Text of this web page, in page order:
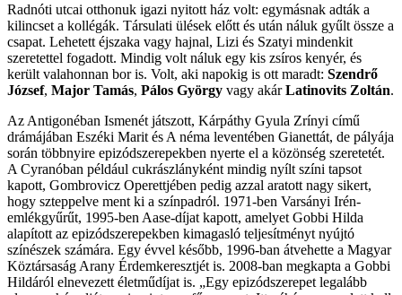
Radnóti utcai otthonuk igazi nyitott ház volt: egymásnak adták a
kilincset a kollégák. Társulati ülések előtt és után náluk gyűlt össze a
csapat. Lehetett éjszaka vagy hajnal, Lizi és Szatyi mindenkit
szeretettel fogadott. Mindig volt náluk egy kis zsíros kenyér, és
került valahonnan bor is. Volt, aki napokig is ott maradt: Szendrő
József, Major Tamás, Pálos György vagy akárLatinovits Zoltán.
Az Antigonéban Ismenét játszott, Kárpáthy Gyula Zrínyi című
drámájában Eszéki Marit és A néma leventében Gianettát, de pályája
során többnyire epizódszerepekben nyerte el a közönség szeretetét.
A Cyranóban például cukrászlányként mindig nyílt színi tapsot
kapott, Gombrovicz Operettjében pedig azzal aratott nagy sikert,
hogy szteppelve ment ki a színpadról. 1971-ben Varsányi Irén-
emlékgyűrűt, 1995-ben Aase-díjat kapott, amelyet Gobbi Hilda
alapított az epizódszerepekben kimagasló teljesítményt nyújtó
színészek számára. Egy évvel később, 1996-ban átvehette a Magyar
Köztársaság Arany Érdemkeresztjét is. 2008-ban megkapta a Gobbi
Hildáról elnevezett életműdíjat is. „Egy epizódszerepet legalább